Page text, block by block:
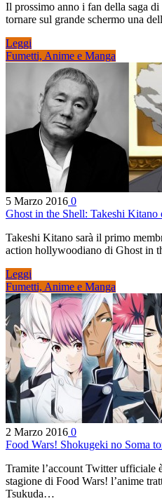
Il prossimo anno i fan della saga
tornare sul grande schermo una
Leggi
Fumetti, Anime e Manga
5 Marzo 2016 0
Ghost in the Shell: Takeshi Kitano
Takeshi Kitano sarà il primo
action hollywoodiano di Ghost in
Leggi
Fumetti, Anime e Manga
2 Marzo 2016 0
Food Wars! Shokugeki no Soma
Tramite l’account Twitter ufficiale
stagione di Food Wars! l’anime
Tsukuda…